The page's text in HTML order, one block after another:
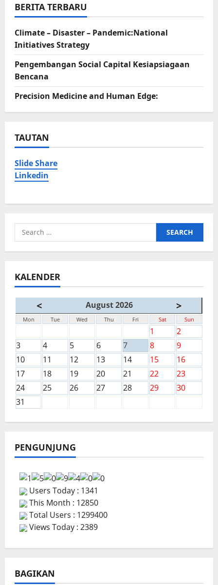
BERITA TERBARU
Climate – Disaster – Pandemic:National
Initiatives Strategy
Pengembangan Social Capital Kesiapsiagaan
Bencana
Precision Medicine and Human Edge:
TAUTAN
Slide Share
Linkedin
Search
for:
KALENDER
< August 2026 >
Mon Tue Wed Thu Fri Sat Sun
1
2
3
4 5 6 7 8
9
10
11 12 13 14 15
16
17
18 19 20 21 22
23
24
25 26 27 28 29
30
31
PENGUNJUNG
Users Today : 1341
This Month : 12850
Total Users : 1299400
Views Today : 2389
BAGIKAN